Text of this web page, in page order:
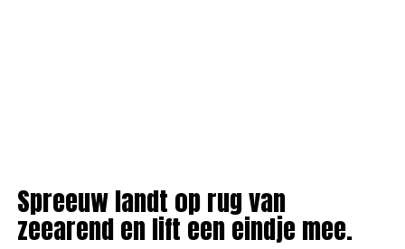
Spreeuw landt op rug van
zeearend en lift een eindje mee.